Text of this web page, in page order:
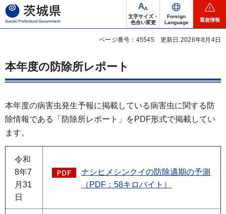
茨城県
文字サイズ・
色合い変更
Foreign
Language
緊急情報
ページ番号：45545 更新日:2026年8月4日
本年度の防除所レポート
本年度の病害虫発生予報に掲載している病害虫に関する防
除情報である「防除所レポート」をPDF形式で掲載してい
ます。
令和
8年7
月31
日
ナシヒメシンクイの防除適期の予測
（PDF：58キロバイト）